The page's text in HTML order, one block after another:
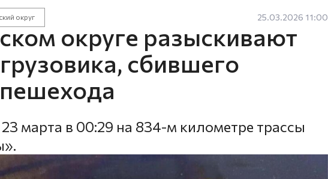
округ 25.03.2026 11:00
округе разыскивают
сбившего
марта в 00:29 на 834-м километре трассы